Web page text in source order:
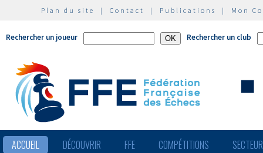
Plan du site | Contact | Publications | Mon
Rechercher un joueur Rechercher un club
ACCUEIL DÉCOUVRIR FFE COMPÉTITIONS